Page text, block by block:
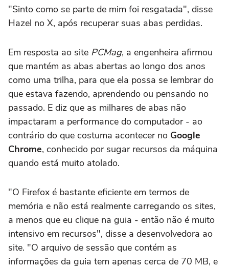
"Sinto como se parte de mim foi resgatada", disse
Hazel no X, após recuperar suas abas perdidas.
Em resposta ao site PCMag, a engenheira afirmou
que mantém as abas abertas ao longo dos anos
como uma trilha, para que ela possa se lembrar do
que estava fazendo, aprendendo ou pensando no
passado. E diz que as milhares de abas não
impactaram a performance do computador - ao
contrário do que costuma acontecer no Google
Chrome, conhecido por sugar recursos da máquina
quando está muito atolado.
"O Firefox é bastante eficiente em termos de
memória e não está realmente carregando os sites,
a menos que eu clique na guia - então não é muito
intensivo em recursos", disse a desenvolvedora ao
site. "O arquivo de sessão que contém as
informações da guia tem apenas cerca de 70 MB, e